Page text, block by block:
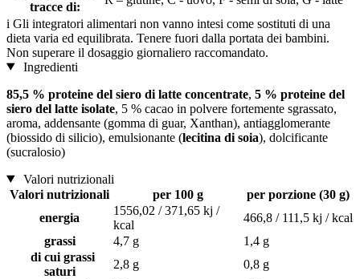
tracce di:
i Gli integratori alimentari non vanno intesi come sostituti di una
dieta varia ed equilibrata. Tenere fuori dalla portata dei bambini.
Non superare il dosaggio giornaliero raccomandato.
Ingredienti
85,5 % proteine del siero di latte concentrate, 5 % proteine del
siero del latte isolate, 5 % cacao in polvere fortemente sgrassato,
aroma, addensante (gomma di guar, Xanthan), antiagglomerante
(biossido di silicio), emulsionante (lecitina di soia), dolcificante
(sucralosio)
Valori nutrizionali
Valori nutrizionali
per 100 g
per porzione (30 g)
energia
1556,02 / 371,65 kj /
kcal
466,8 / 111,5 kj / kcal
grassi
4,7 g
1,4 g
di cui grassi
saturi
2,8 g
0,8 g